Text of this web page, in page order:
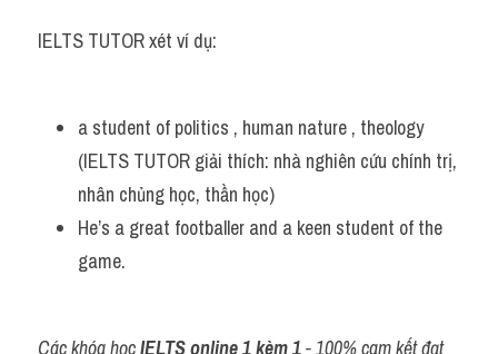
IELTS TUTOR xét ví dụ:
a student of politics , human nature , theology
(IELTS TUTOR giải thích: nhà nghiên cứu chính trị,
nhân chủng học, thần học)
He’s a great footballer and a keen student of the
game.
Các khóa học IELTS online 1 kèm 1 - 100% cam kết đạt